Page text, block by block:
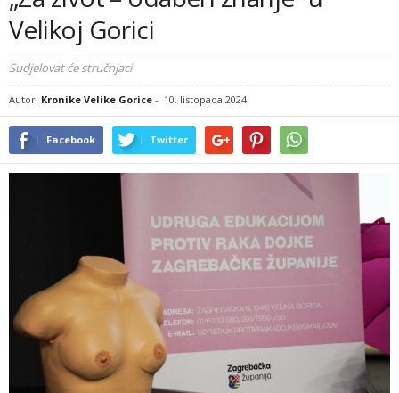
Velikoj Gorici
Sudjelovat će stručnjaci
Autor: Kronike Velike Gorice - 10. listopada 2024
Facebook Twitter